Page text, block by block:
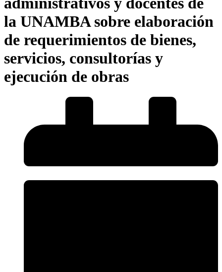
la UNAMBA sobre elaboración
de requerimientos de bienes,
servicios, consultorías y
ejecución de obras